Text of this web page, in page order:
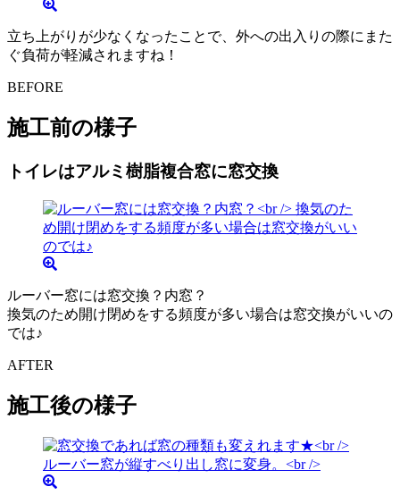
立ち上がりが少なくなったことで、外への出入りの際にまた
ぐ負荷が軽減されますね！
BEFORE
施工前の様子
トイレはアルミ樹脂複合窓に窓交換
ルーバー窓には窓交換？内窓？
換気のため開け閉めをする頻度が多い場合は窓交換がいいの
では♪
AFTER
施工後の様子